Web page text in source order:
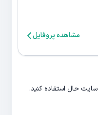
مشاهده پروفایل
سایت حال استفاده کنید.